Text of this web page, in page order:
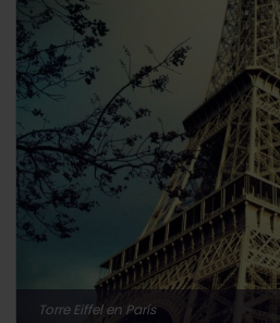
Torre Eiffel en París